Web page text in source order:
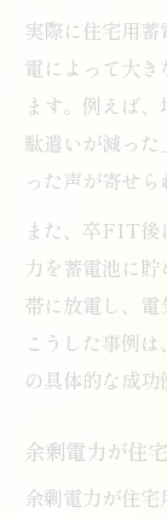
実際に住宅用
電によって大
ます。例えば
駄遣いが減っ
った声が寄せら
また、卒FIT後
力を蓄電池に
帯に放電し、電
こうした事例
の具体的な成功
余剰電力が住
余剰電力が住